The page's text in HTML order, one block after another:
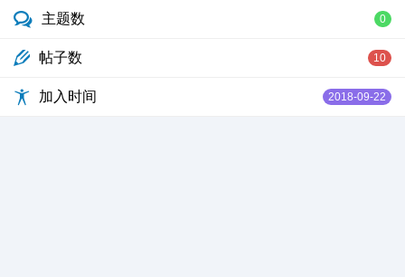
主题数 0
帖子数 10
加入时间 2018-09-22